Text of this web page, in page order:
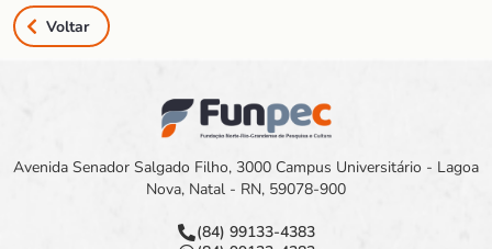
Voltar
Avenida Senador Salgado Filho, 3000 Campus Universitário - Lagoa
Nova, Natal - RN, 59078-900
(84) 99133-4383